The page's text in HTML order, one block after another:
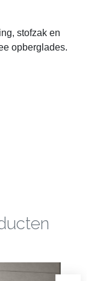
stofzak en
opberglades.